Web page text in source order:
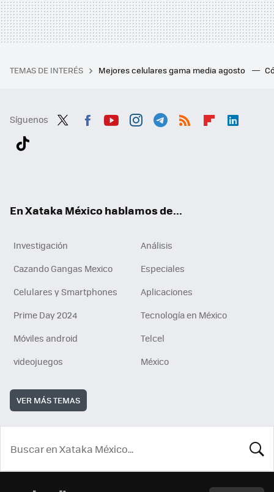
TEMAS DE INTERÉS Mejores celulares gama media agosto
Síguenos
En Xataka México hablamos de...
Investigación
Análisis
Cazando Gangas Mexico
Especiales
Celulares y Smartphones
Aplicaciones
Prime Day 2024
Tecnología en México
Móviles android
Telcel
videojuegos
México
VER MÁS TEMAS